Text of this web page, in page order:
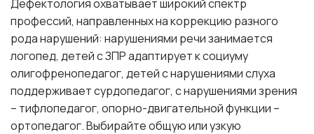
Дефектология охватывает широкий спектр
профессий, направленных на коррекцию разного
рода нарушений: нарушениями речи занимается
логопед, детей с ЗПР адаптирует к социуму
олигофренопедагог, детей с нарушениями слуха
поддерживает сурдопедагог, с нарушениями зрения
– тифлопедагог, опорно-двигательной функции –
ортопедагог. Выбирайте общую или узкую